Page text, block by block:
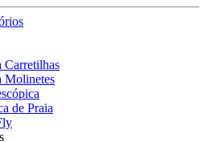
Carretilhas
Molinetes
de Praia